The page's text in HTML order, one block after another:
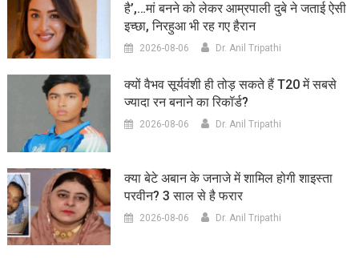
है’,…मां बनने को लेकर आम्रपाली दुबे ने जताई ऐसी
इच्छा, निरहुआ भी रह गए हैरान
2026-08-06 Dr. Anil Tripathi
क्यों वैभव सूर्यवंशी ही तोड़ सकते हैं T20 में सबसे
ज्यादा रन बनाने का रिकॉर्ड?
2026-08-06 Dr. Anil Tripathi
क्या बेटे अबान के जनाजे में शामिल होगी शाइस्ता
परवीन? 3 साल से है फरार
2026-08-06 Dr. Anil Tripathi